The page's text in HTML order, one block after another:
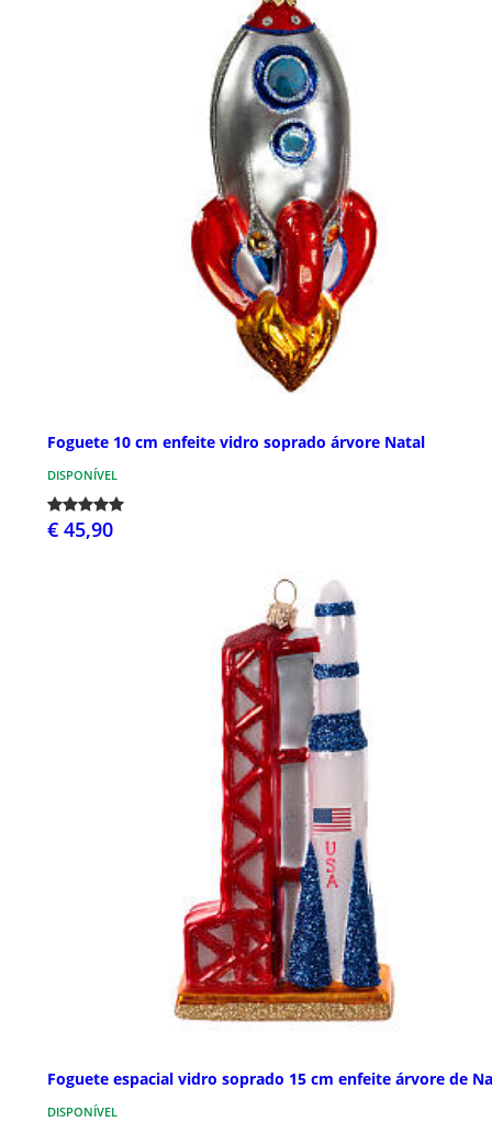
Foguete 10 cm enfeite vidro soprado árvore Natal
DISPONÍVEL
€ 45,90
Foguete espacial vidro soprado 15 cm enfeite árvore de
DISPONÍVEL